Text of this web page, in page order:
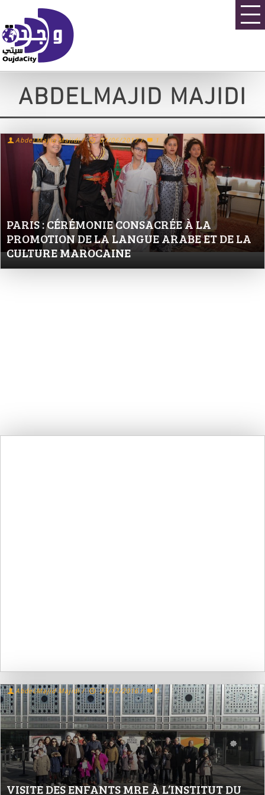
ABDELMAJID MAJIDI
PARIS : CÉRÉMONIE CONSACRÉE À LA
PROMOTION DE LA LANGUE ARABE ET DE LA
CULTURE MAROCAINE
AbdeLMajid Majidi / 07/06/2017 / 1
VISITE DES ENFANTS MRE À L’INSTITUT DU
AbdeLMajid Majidi / 23/12/2016 / 0